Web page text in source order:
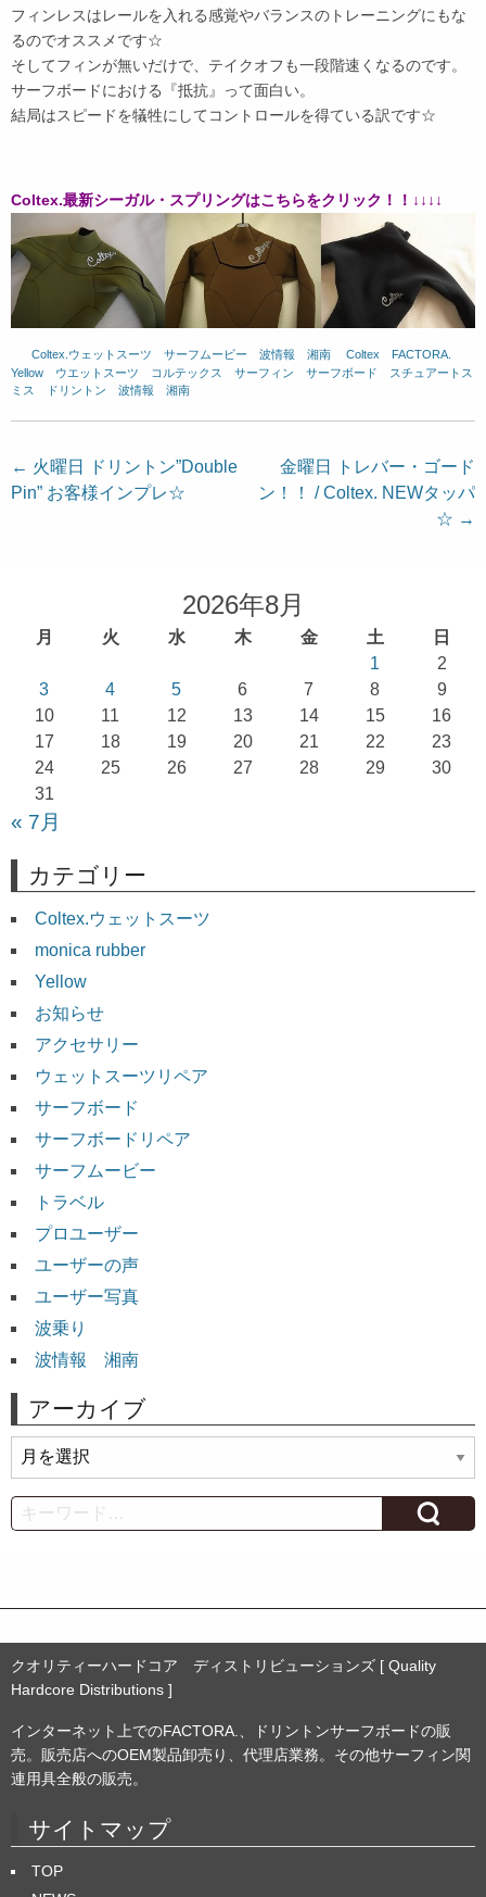
フィンレスはレールを入れる感覚やバランスのトレーニングにもな
るのでオススメです☆
そしてフィンが無いだけで、テイクオフも一段階速くなるのです。
サーフボードにおける『抵抗』って面白い。
結局はスピードを犠牲にしてコントロールを得ている訳です☆
Coltex.最新シーガル・スプリングはこちらをクリック！！↓↓↓↓
Coltex.ウェットスーツ サーフムービー 波情報 湘南 Coltex FACTORA.
Yellow
ウエットスーツ コルテックス サーフィン サーフボード
スチュアートス
ミス
ドリントン 波情報 湘南
投
稿
← 火曜日 ドリントン”Double
Pin” お客様インプレ☆
金曜日 トレバー・ゴード
ン！！ / Coltex. NEWタッパ
☆ →
2026年8月
月 火 水 木 金 土
日
1
2
3
4 5 6 7 8
9
10
11 12 13 14 15
16
17
18 19 20 21 22
23
24
25 26 27 28 29
30
31
« 7月
カテゴリー
Coltex.ウェットスーツ
monica rubber
Yellow
お知らせ
アクセサリー
ウェットスーツリペア
サーフボード
サーフボードリペア
サーフムービー
トラベル
プロユーザー
ユーザーの声
ユーザー写真
波乗り
波情報 湘南
アーカイブ
ー
カ
イ
Search
クオリティーハードコア ディストリビューションズ [ Quality
Hardcore Distributions ]
インターネット上でのFACTORA.、ドリントンサーフボードの販
売。販売店へのOEM製品卸売り、代理店業務。その他サーフィン関
連用具全般の販売。
サイトマップ
TOP